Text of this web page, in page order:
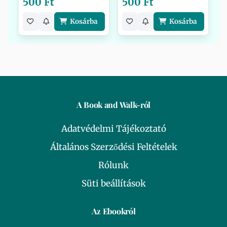
Kosárba Kosárba
A Book and Walk-ról
Adatvédelmi Tájékoztató
Általános Szerződési Feltételek
Rólunk
Süti beállítások
Az Ebookról